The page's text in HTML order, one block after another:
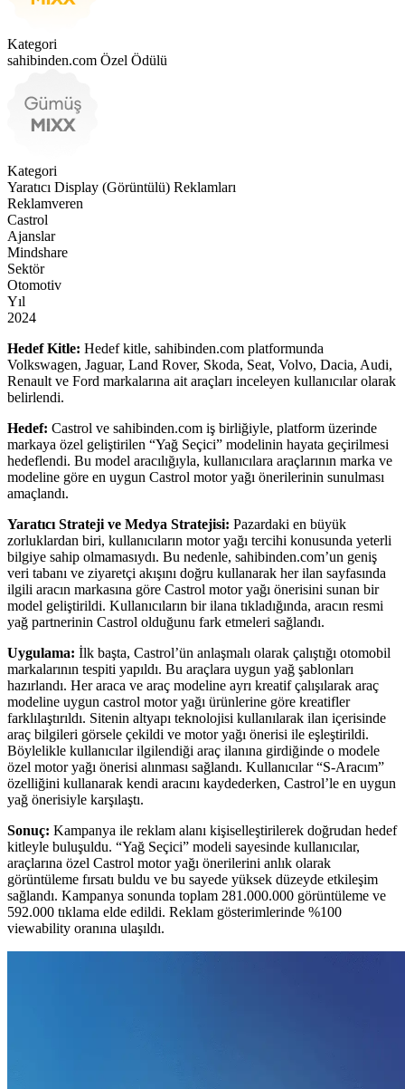
Kategori
sahibinden.com Özel Ödülü
Kategori
Yaratıcı Display (Görüntülü) Reklamları
Reklamveren
Castrol
Ajanslar
Mindshare
Sektör
Otomotiv
Yıl
2024
Hedef Kitle: Hedef kitle, sahibinden.com platformunda
Volkswagen, Jaguar, Land Rover, Skoda, Seat, Volvo, Dacia, Audi,
Renault ve Ford markalarına ait araçları inceleyen kullanıcılar olarak
belirlendi.
Hedef: Castrol ve sahibinden.com iş birliğiyle, platform üzerinde
markaya özel geliştirilen “Yağ Seçici” modelinin hayata geçirilmesi
hedeflendi. Bu model aracılığıyla, kullanıcılara araçlarının marka ve
modeline göre en uygun Castrol motor yağı önerilerinin sunulması
amaçlandı.
Yaratıcı Strateji ve Medya Stratejisi: Pazardaki en büyük
zorluklardan biri, kullanıcıların motor yağı tercihi konusunda yeterli
bilgiye sahip olmamasıydı. Bu nedenle, sahibinden.com’un geniş
veri tabanı ve ziyaretçi akışını doğru kullanarak her ilan sayfasında
ilgili aracın markasına göre Castrol motor yağı önerisini sunan bir
model geliştirildi. Kullanıcıların bir ilana tıkladığında, aracın resmi
yağ partnerinin Castrol olduğunu fark etmeleri sağlandı.
Uygulama: İlk başta, Castrol’ün anlaşmalı olarak çalıştığı otomobil
markalarının tespiti yapıldı. Bu araçlara uygun yağ şablonları
hazırlandı. Her araca ve araç modeline ayrı kreatif çalışılarak araç
modeline uygun castrol motor yağı ürünlerine göre kreatifler
farklılaştırıldı. Sitenin altyapı teknolojisi kullanılarak ilan içerisinde
araç bilgileri görsele çekildi ve motor yağı önerisi ile eşleştirildi.
Böylelikle kullanıcılar ilgilendiği araç ilanına girdiğinde o modele
özel motor yağı önerisi alınması sağlandı. Kullanıcılar “S-Aracım”
özelliğini kullanarak kendi aracını kaydederken, Castrol’le en uygun
yağ önerisiyle karşılaştı.
Sonuç: Kampanya ile reklam alanı kişiselleştirilerek doğrudan hedef
kitleyle buluşuldu. “Yağ Seçici” modeli sayesinde kullanıcılar,
araçlarına özel Castrol motor yağı önerilerini anlık olarak
görüntüleme fırsatı buldu ve bu sayede yüksek düzeyde etkileşim
sağlandı. Kampanya sonunda toplam 281.000.000 görüntüleme ve
592.000 tıklama elde edildi. Reklam gösterimlerinde %100
viewability oranına ulaşıldı.